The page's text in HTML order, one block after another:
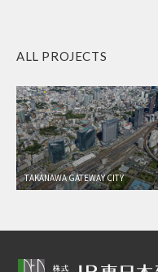
ALL PROJECTS
TAKANAWA GATEWAY CITY